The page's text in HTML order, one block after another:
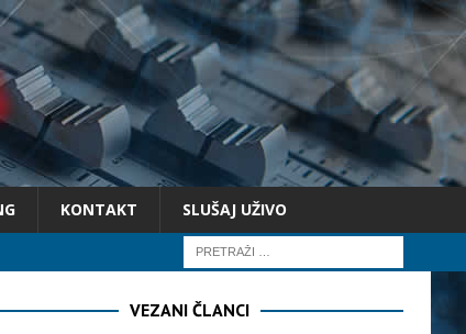
KONTAKT SLUŠAJ UŽIVO
VEZANI ČLANCI